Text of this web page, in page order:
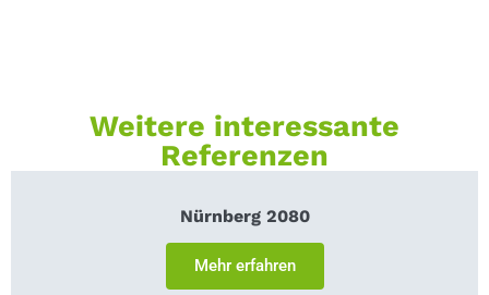
Weitere interessante
Referenzen
Nürnberg 2080
Mehr erfahren